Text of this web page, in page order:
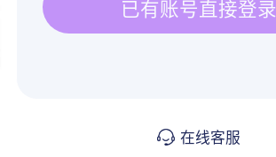
已有账号直接登录
在线客服